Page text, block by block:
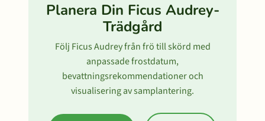
Planera Din Ficus Audrey-
Trädgård
Följ Ficus Audrey från frö till skörd med
anpassade frostdatum,
bevattningsrekommendationer och
visualisering av samplantering.